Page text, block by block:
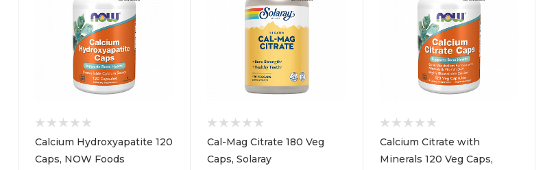
Calcium Hydroxyapatite 120
Caps, NOW Foods
Cal-Mag Citrate 180 Veg
Caps, Solaray
Calcium Citrate with
Minerals 120 Veg Caps,